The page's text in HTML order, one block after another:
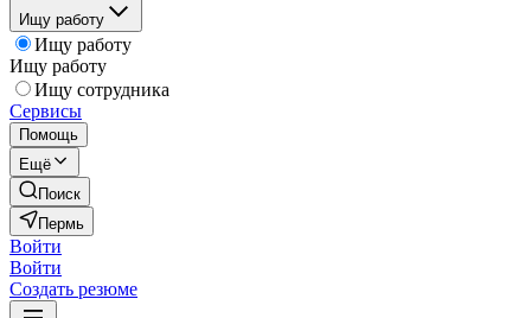
Ищу работу
Ищу работу
Ищу работу
Ищу сотрудника
Сервисы
Помощь
Ещё
Поиск
Пермь
Войти
Войти
Создать резюме